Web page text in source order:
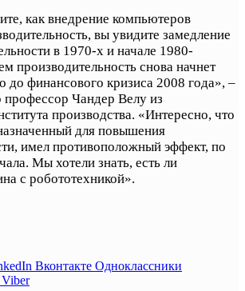
как внедрение компьютеров
вы увидите замедление
в 1970-х и начале 1980-
производительность снова начнет
до финансового кризиса 2008 года», –
профессор Чандер Велу из
производства. «Интересно, что
для повышения
имел противоположный эффект, по
Мы хотели знать, есть ли
с робототехникой».
Вконтакте Одноклассники
Viber